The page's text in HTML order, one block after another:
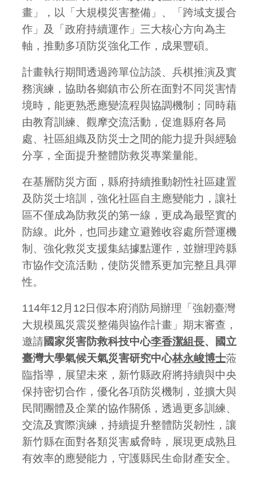
畫」，以「大規模災害整備」、「跨域支援合
作」及「政府持續運作」三大核心方向為主
軸，推動多項防災強化工作，成果豐碩。
計畫執行期間透過跨單位訪談、兵棋推演及實
務演練，協助各鄉鎮市公所在面對不同災害情
境時，能更熟悉應變流程與協調機制；同時藉
由教育訓練、觀摩交流活動，促進縣府各局
處、社區組織及防災士之間的能力提升與經驗
分享，全面提升整體防救災專業量能。
在基層防災方面，縣府持續推動韌性社區建置
及防災士培訓，強化社區自主應變能力，讓社
區不僅成為防救災的第一線，更成為最堅實的
防線。此外，也同步建立避難收容處所營運機
制、強化救災支援集結據點運作，並辦理跨縣
市協作交流活動，使防災體系更加完整且具彈
性。
114年12月12日假本府消防局辦理「強韌臺灣
大規模風災震災整備與協作計畫」期末審查，
邀請國家災害防救科技中心李香潔組長、國立
臺灣大學氣候天氣災害研究中心林永峻博士蒞
臨指導，展望未來，新竹縣政府將持續與中央
保持密切合作，優化各項防災機制，並擴大與
民間團體及企業的協作關係，透過更多訓練、
交流及實際演練，持續提升整體防災韌性，讓
新竹縣在面對各類災害威脅時，展現更成熟且
有效率的應變能力，守護縣民生命財產安全。